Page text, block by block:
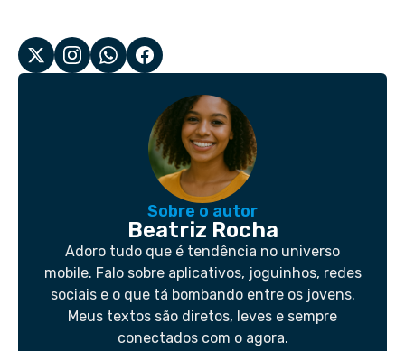
Sobre o autor
Beatriz Rocha
Adoro tudo que é tendência no universo
mobile. Falo sobre aplicativos, joguinhos, redes
sociais e o que tá bombando entre os jovens.
Meus textos são diretos, leves e sempre
conectados com o agora.